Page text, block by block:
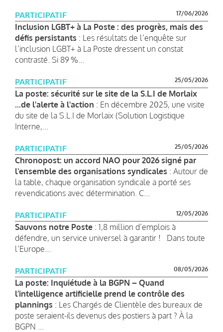
PARTICIPATIF 17/06/2026
Inclusion LGBT+ à La Poste : des progrès, mais des
défis persistants : Les résultats de l’enquête sur
l’inclusion LGBT+ à La Poste dressent un constat
contrasté. Si 89 %...
PARTICIPATIF 25/05/2026
La poste: sécurité sur le site de la S.L.I de Morlaix
...de l'alerte à l'action : En décembre 2025, une visite
du site de la S.L.I de Morlaix (Solution Logistique
Interne,...
PARTICIPATIF 25/05/2026
Chronopost: un accord NAO pour 2026 signé par
l'ensemble des organisations syndicales : Autour de
la table, chaque organisation syndicale a porté ses
revendications avec détermination. C...
PARTICIPATIF 12/05/2026
Sauvons notre Poste : 1,8 million d’emplois à
défendre, un service universel à garantir ! Dans toute
l’Europe...
PARTICIPATIF 08/05/2026
La poste: Inquiétude à la BGPN – Quand
l’intelligence artificielle prend le contrôle des
plannings : Les Chargés de Clientèle des bureaux de
poste seraient-ils devenus des postiers à part ? À la
BGPN ...